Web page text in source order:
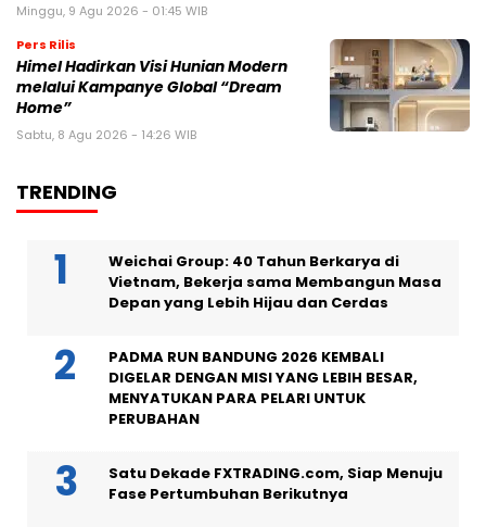
Minggu, 9 Agu 2026 - 01:45 WIB
Pers Rilis
Himel Hadirkan Visi Hunian Modern
melalui Kampanye Global “Dream
Home”
Sabtu, 8 Agu 2026 - 14:26 WIB
TRENDING
Weichai Group: 40 Tahun Berkarya di
Vietnam, Bekerja sama Membangun Masa
Depan yang Lebih Hijau dan Cerdas
PADMA RUN BANDUNG 2026 KEMBALI
DIGELAR DENGAN MISI YANG LEBIH BESAR,
MENYATUKAN PARA PELARI UNTUK
PERUBAHAN
Satu Dekade FXTRADING.com, Siap Menuju
Fase Pertumbuhan Berikutnya